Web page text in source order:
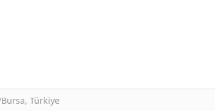
Bursa, Türkiye